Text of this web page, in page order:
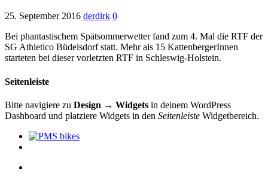
25. September 2016 derdirk 0
Bei phantastischem Spätsommerwetter fand zum 4. Mal die RTF der
SG Athletico Büdelsdorf statt. Mehr als 15 KattenbergerInnen
starteten bei dieser vorletzten RTF in Schleswig-Holstein.
Seitenleiste
Bitte navigiere zu Design → Widgets in deinem WordPress
Dashboard und platziere Widgets in den Seitenleiste Widgetbereich.